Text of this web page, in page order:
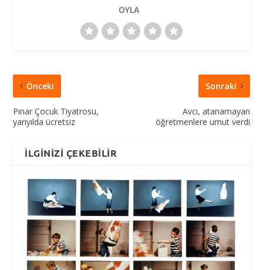
OYLA
Önceki
Pınar Çocuk Tiyatrosu,
yarıyılda ücretsiz
Sonraki
Avcı, atanamayan
öğretmenlere umut verdi
İLGINIZI ÇEKEBILIR